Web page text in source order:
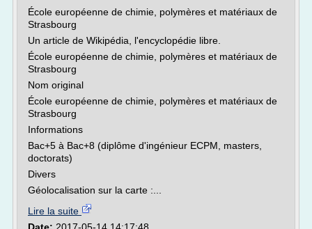
École européenne de chimie, polymères et matériaux de
Strasbourg
Un article de Wikipédia, l'encyclopédie libre.
École européenne de chimie, polymères et matériaux de
Strasbourg
Nom original
École européenne de chimie, polymères et matériaux de
Strasbourg
Informations
Bac+5 à Bac+8 (diplôme d'ingénieur ECPM, masters,
doctorats)
Divers
Géolocalisation sur la carte :...
Lire la suite